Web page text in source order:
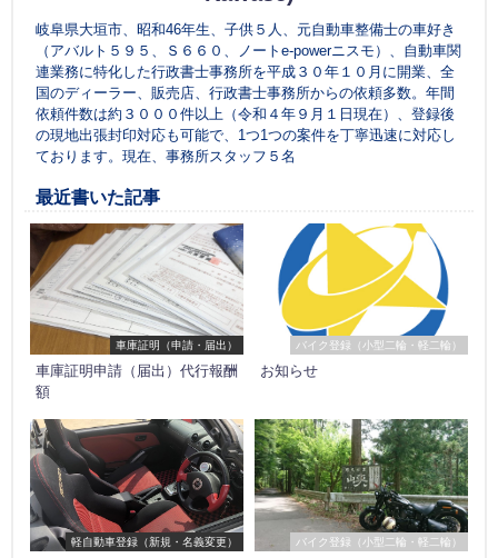
岐阜県大垣市、昭和46年生、子供５人、元自動車整備士の車好き
（アバルト５９５、Ｓ６６０、ノートe-powerニスモ）、自動車関
連業務に特化した行政書士事務所を平成３０年１０月に開業、全
国のディーラー、販売店、行政書士事務所からの依頼多数。年間
依頼件数は約３０００件以上（令和４年９月１日現在）、登録後
の現地出張封印対応も可能で、1つ1つの案件を丁寧迅速に対応し
ております。現在、事務所スタッフ５名
最近書いた記事
車庫証明（申請・届出）
車庫証明申請（届出）代行報酬
額
バイク登録（小型二輪・軽二輪）
お知らせ
軽自動車登録（新規・名義変更） バイク登録（小型二輪・軽二輪）